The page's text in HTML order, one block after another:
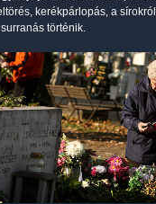
kerékpárlopás, a
történik.